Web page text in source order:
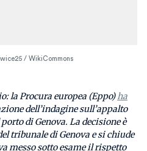
/ WikiCommons
la Procura europea (Eppo)ha
dell’indagine sull’appalto
di Genova. La decisione è
tribunale di Genova e si chiude
messo sotto esame il rispetto